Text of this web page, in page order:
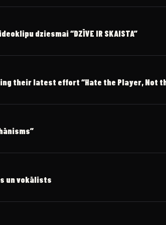
dziesmai “DZĪVE IR SKAISTA”
their latest effort “Hate the Player, Not
un vokālists